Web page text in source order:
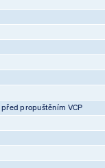
propuštěním VCP